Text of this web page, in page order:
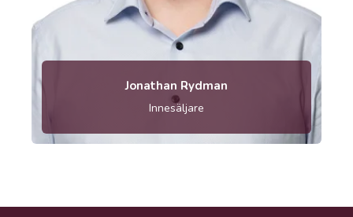
Jonathan Rydman
Innesäljare